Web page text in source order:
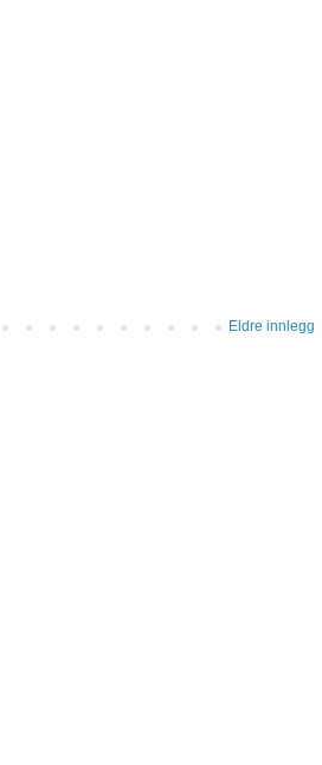
Eldre innlegg